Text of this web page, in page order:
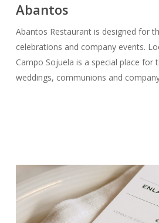
Abantos
Abantos Restaurant is designed for
celebrations and company events.
Campo Sojuela is a special place for
weddings, communions and